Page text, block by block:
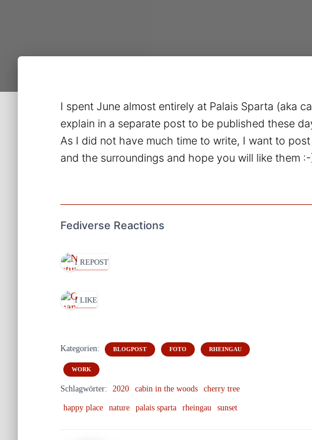
I spent June almost entirely at Palais Sparta (aka
explain in a separate post to be published these
As I did not have much time to write, I want to
and the surroundings and hope you will like them
Fediverse Reactions
1 REPOST
1 LIKE
Kategorien: BLOGPOST FOTO RHEINGAU
WORK
Schlagwörter: 2020 cabin in the woods cherry tree
happy place nature palais sparta rheingau sunset